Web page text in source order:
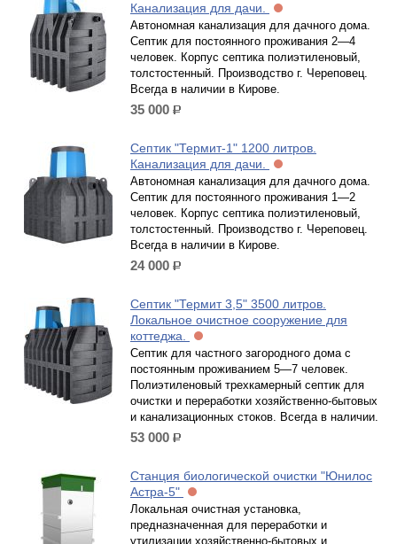
Канализация для дачи.
Автономная канализация для дачного дома.
Септик для постоянного проживания 2—4
человек. Корпус септика полиэтиленовый,
толстостенный. Производство г. Череповец.
Всегда в наличии в Кирове.
35 000 р.
Септик "Термит-1" 1200 литров.
Канализация для дачи.
Автономная канализация для дачного дома.
Септик для постоянного проживания 1—2
человек. Корпус септика полиэтиленовый,
толстостенный. Производство г. Череповец.
Всегда в наличии в Кирове.
24 000 р.
Септик "Термит 3,5" 3500 литров.
Локальное очистное сооружение для
коттеджа.
Септик для частного загородного дома с
постоянным проживанием 5—7 человек.
Полиэтиленовый трехкамерный септик для
очистки и переработки хозяйственно-бытовых
и канализационных стоков. Всегда в наличии.
53 000 р.
Станция биологической очистки "Юнилос
Астра-5"
Локальная очистная установка,
предназначенная для переработки и
утилизации хозяйственно-бытовых и